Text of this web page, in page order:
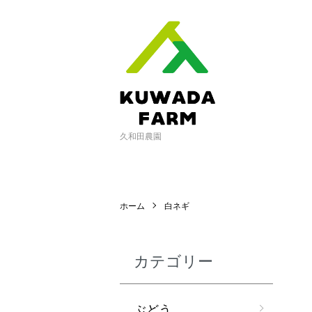
久和田農園
ホーム 白ネギ
カテゴリー